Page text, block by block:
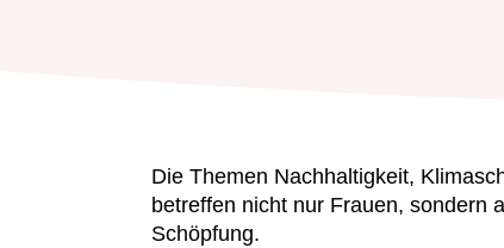
Die Themen Nachhaltigkeit,
betreffen nicht nur Frauen, sondern
Schöpfung.